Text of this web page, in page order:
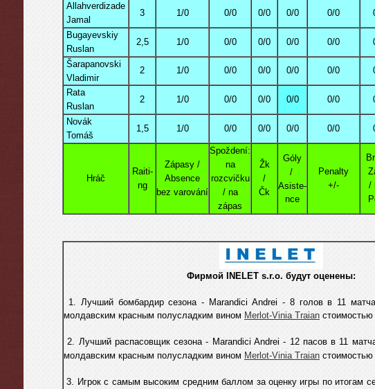
Allahverdizade
Jamal
3 1/0 0/0 0/0 0/0 0/0
Bugayevskiy
Ruslan
2,5 1/0 0/0 0/0 0/0 0/0
Šarapanovski
Vladimir
2 1/0 0/0 0/0 0/0 0/0
Rata
Ruslan
2 1/0 0/0 0/0 0/0 0/0
Novák
Tomáš
1,5 1/0 0/0 0/0 0/0 0/0
Hráč
Raiti-
ng
Zápasy /
Absence
bez varování
Spoždení:
na
rozcvičku
/ na
zápas
Žk
/
Čk
Góly
/
Asiste-
nce
Penalty
+/-
/
Фирмой INELET s.r.o. будут оценены:
1. Лучший бомбардир сезона - Marandici Andrei - 8 голов в 11
молдавским красным полусладким вином Merlot-Vinia Traian
2. Лучший распасовщик сезона - Marandici Andrei - 12 пасoв в 11
молдавским красным полусладким вином Merlot-Vinia Traian
3. Игрок с самым высоким средним баллом за оценку игры по итогам